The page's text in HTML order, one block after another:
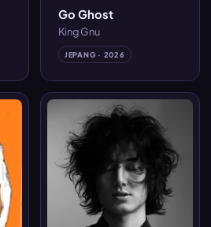
Go Ghost
King Gnu
JEPANG · 2026